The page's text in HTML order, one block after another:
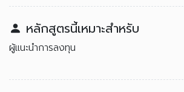
หลักสูตรนี้เหมาะสำหรับ
ผู้แนะนำการลงทุน